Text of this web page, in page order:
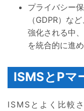
プライバシー
（GDPR）な
強化される中
を統合的に進
ISMSとPマ
ISMSとよく比較